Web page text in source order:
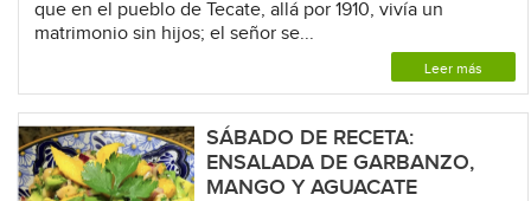
que en el pueblo de Tecate, allá por 1910, vivía un
matrimonio sin hijos; el señor se...
Leer más
SÁBADO DE RECETA:
ENSALADA DE GARBANZO,
MANGO Y AGUACATE